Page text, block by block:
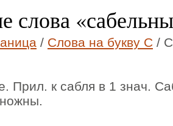
слова
/ Слова на букву С /
Прил. к сабля в 1 знач.